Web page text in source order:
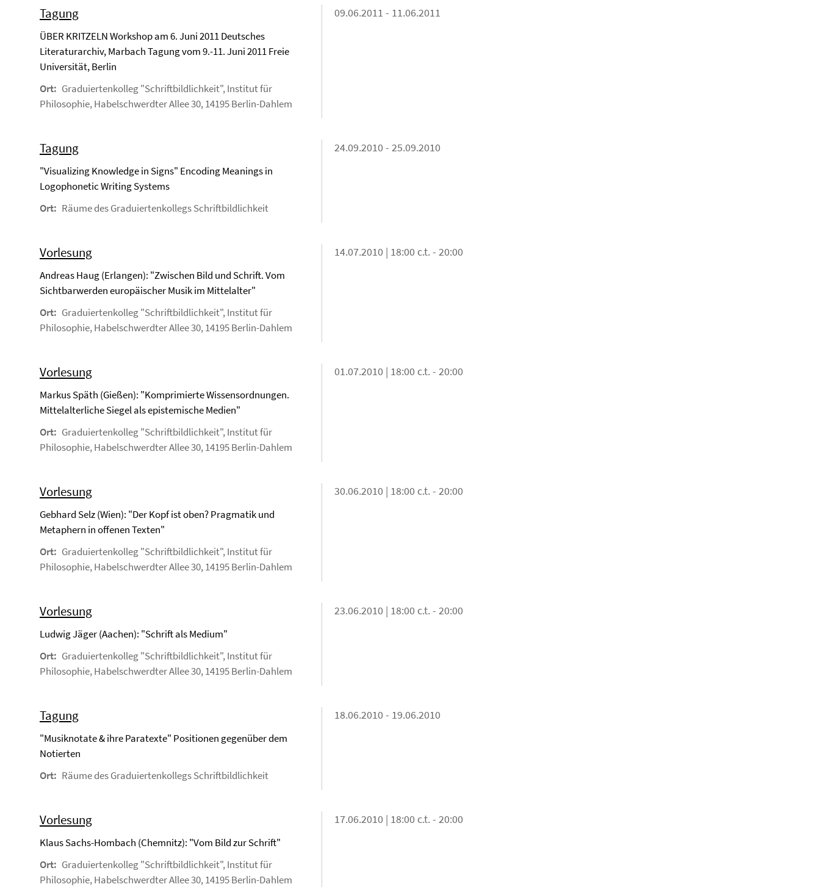
Tagung
ÜBER KRITZELN Workshop am 6. Juni 2011 Deutsches
Literaturarchiv, Marbach Tagung vom 9.-11. Juni 2011 Freie
Universität, Berlin
Ort: Graduiertenkolleg "Schriftbildlichkeit", Institut für
Philosophie, Habelschwerdter Allee 30, 14195 Berlin-Dahlem
09.06.2011 - 11.06.2011
Tagung
"Visualizing Knowledge in Signs" Encoding Meanings in
Logophonetic Writing Systems
Ort: Räume des Graduiertenkollegs Schriftbildlichkeit
24.09.2010 - 25.09.2010
Vorlesung
Andreas Haug (Erlangen): "Zwischen Bild und Schrift. Vom
Sichtbarwerden europäischer Musik im Mittelalter"
Ort: Graduiertenkolleg "Schriftbildlichkeit", Institut für
Philosophie, Habelschwerdter Allee 30, 14195 Berlin-Dahlem
14.07.2010 | 18:00 c.t. - 20:00
Vorlesung
Markus Späth (Gießen): "Komprimierte Wissensordnungen.
Mittelalterliche Siegel als epistemische Medien"
Ort: Graduiertenkolleg "Schriftbildlichkeit", Institut für
Philosophie, Habelschwerdter Allee 30, 14195 Berlin-Dahlem
01.07.2010 | 18:00 c.t. - 20:00
Vorlesung
Gebhard Selz (Wien): "Der Kopf ist oben? Pragmatik und
Metaphern in offenen Texten"
Ort: Graduiertenkolleg "Schriftbildlichkeit", Institut für
Philosophie, Habelschwerdter Allee 30, 14195 Berlin-Dahlem
30.06.2010 | 18:00 c.t. - 20:00
Vorlesung
Ludwig Jäger (Aachen): "Schrift als Medium"
Ort: Graduiertenkolleg "Schriftbildlichkeit", Institut für
Philosophie, Habelschwerdter Allee 30, 14195 Berlin-Dahlem
23.06.2010 | 18:00 c.t. - 20:00
Tagung
"Musiknotate & ihre Paratexte" Positionen gegenüber dem
Notierten
Ort: Räume des Graduiertenkollegs Schriftbildlichkeit
18.06.2010 - 19.06.2010
Vorlesung
Klaus Sachs-Hombach (Chemnitz): "Vom Bild zur Schrift"
Ort: Graduiertenkolleg "Schriftbildlichkeit", Institut für
Philosophie, Habelschwerdter Allee 30, 14195 Berlin-Dahlem
17.06.2010 | 18:00 c.t. - 20:00